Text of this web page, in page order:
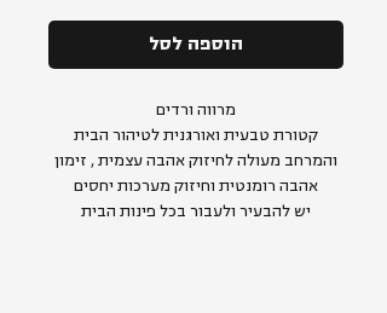
הוספה לסל
מרווה ורדים
קטורת טבעית ואורגנית לטיהור הבית
והמרחב מעולה לחיזוק אהבה עצמית , זימון
אהבה רומנטית וחיזוק מערכות יחסים
יש להבעיר ולעבור בכל פינות הבית